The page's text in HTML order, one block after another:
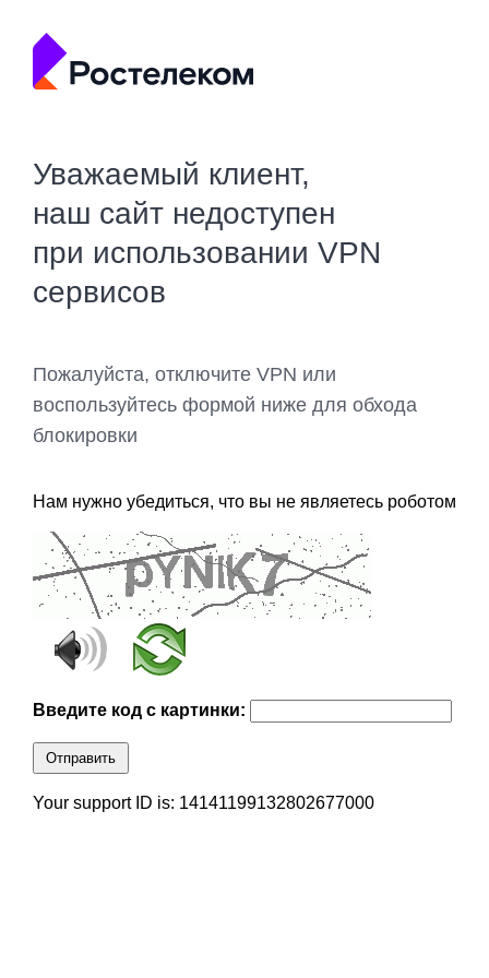
Уважаемый клиент,
наш сайт недоступен
при использовании VPN
сервисов
Пожалуйста, отключите VPN или
воспользуйтесь формой ниже для обхода
блокировки
Нам нужно убедиться, что вы не являетесь роботом
Введите код с картинки:
Отправить
Your support ID is: 14141199132802677000